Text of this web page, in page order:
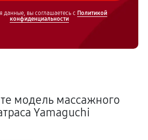
данные, вы соглашаетесь с Политикой
конфиденциальности
модель массажного
Yamaguchi